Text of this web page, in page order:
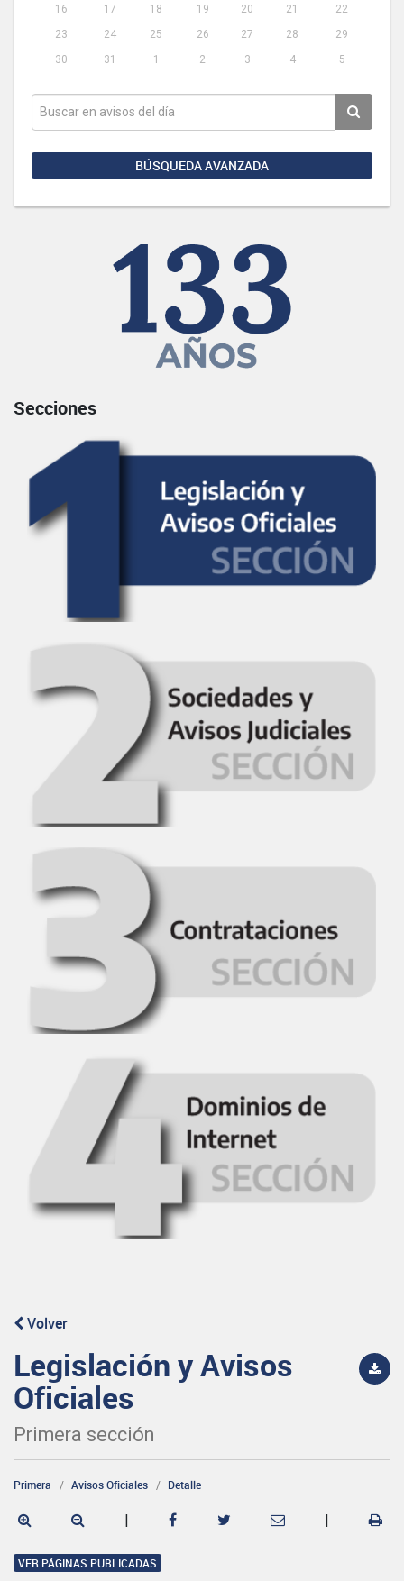
16
17 18 19 20 21
22
23
24 25 26 27 28
29
30
31 1 2 3 4 5
BÚSQUEDA AVANZADA
Secciones
Volver
Legislación y Avisos
Oficiales
Primera sección
Primera Avisos Oficiales Detalle
| |
VER PÁGINAS PUBLICADAS